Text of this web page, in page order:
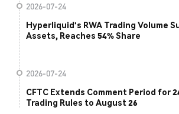
2026-07-24
Hyperliquid's RWA Trading Volume
Assets, Reaches 54% Share
2026-07-24
CFTC Extends Comment Period for
Trading Rules to August 26